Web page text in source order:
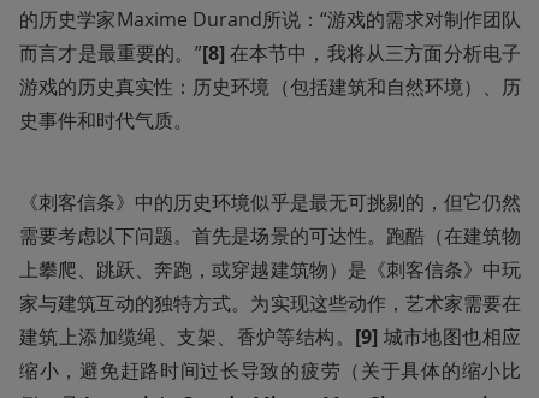
的历史学家Maxime Durand所说：“游戏的需求对制作团队
而言才是最重要的。”[8] 在本节中，我将从三方面分析电子
游戏的历史真实性：历史环境（包括建筑和自然环境）、历
史事件和时代气质。
《刺客信条》中的历史环境似乎是最无可挑剔的，但它仍然
需要考虑以下问题。首先是场景的可达性。跑酷（在建筑物
上攀爬、跳跃、奔跑，或穿越建筑物）是《刺客信条》中玩
家与建筑互动的独特方式。为实现这些动作，艺术家需要在
建筑上添加缆绳、支架、香炉等结构。 [9] 城市地图也相应
缩小，避免赶路时间过长导致的疲劳（关于具体的缩小比